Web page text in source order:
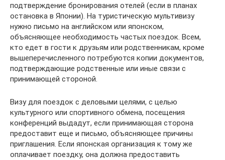
подтверждение бронирования отелей (если в планах
остановка в Японии). На туристическую мультивизу
нужно письмо на английском или японском,
объясняющее необходимость частых поездок. Всем,
кто едет в гости к друзьям или родственникам, кроме
вышеперечисленного потребуются копии документов,
подтверждающие родственные или иные связи с
принимающей стороной.
Визу для поездок с деловыми целями, с целью
культурного или спортивного обмена, посещения
конференций выдадут, если принимающая сторона
предоставит еще и письмо, объясняющее причины
приглашения. Если японская организация к тому же
оплачивает поездку, она должна предоставить